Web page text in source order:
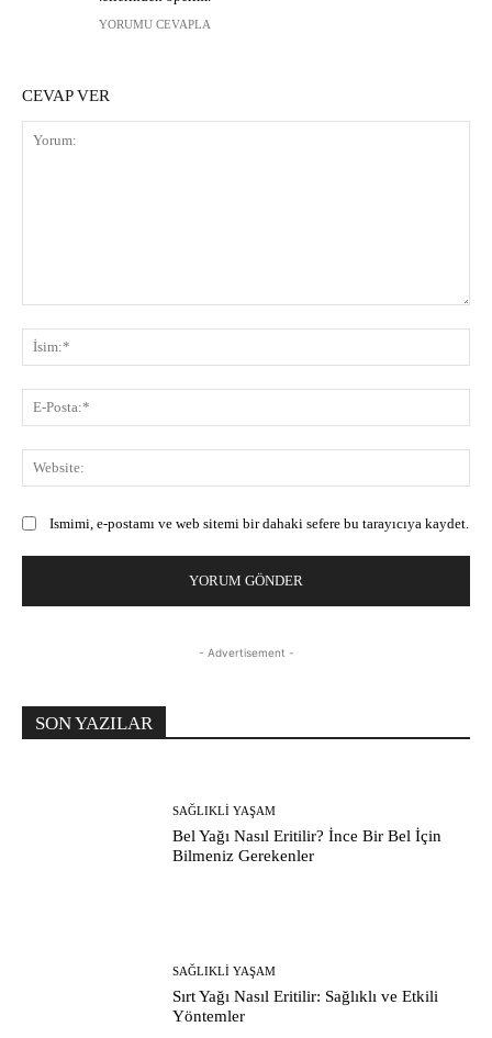
YORUMU CEVAPLA
CEVAP VER
Ismimi, e-postamı ve web sitemi bir dahaki sefere bu tarayıcıya kaydet.
- Advertisement -
SON YAZILAR
SAĞLIKLI YAŞAM
Bel Yağı Nasıl Eritilir? İnce Bir Bel İçin
Bilmeniz Gerekenler
SAĞLIKLI YAŞAM
Sırt Yağı Nasıl Eritilir: Sağlıklı ve Etkili
Yöntemler